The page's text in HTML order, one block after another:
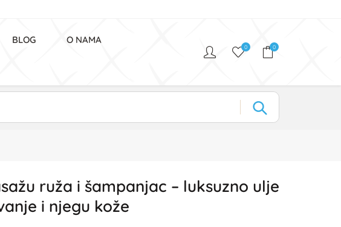
BLOG O NAMA
0 0
ruža i šampanjac – luksuzno ulje
i njegu kože